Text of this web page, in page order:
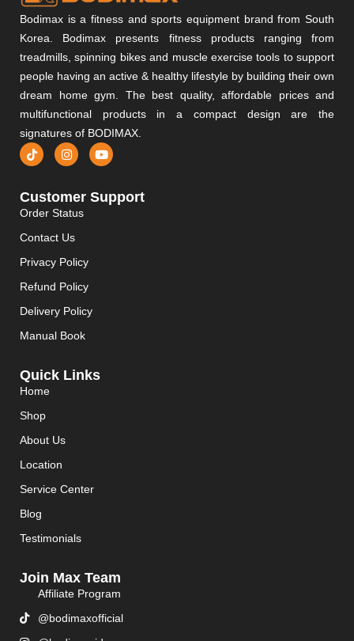
Bodimax is a fitness and sports equipment brand from South
Korea. Bodimax presents fitness products ranging from
treadmills, spinning bikes and muscle exercise tools to support
people having an active & healthy lifestyle by building their own
dream home gym. The best quality, affordable prices and
multifunctional products in a compact design are the
signatures of BODIMAX.
Customer Support
Order Status
Contact Us
Privacy Policy
Refund Policy
Delivery Policy
Manual Book
Quick Links
Home
Shop
About Us
Location
Service Center
Blog
Testimonials
Join Max Team
Affiliate Program
@bodimaxofficial